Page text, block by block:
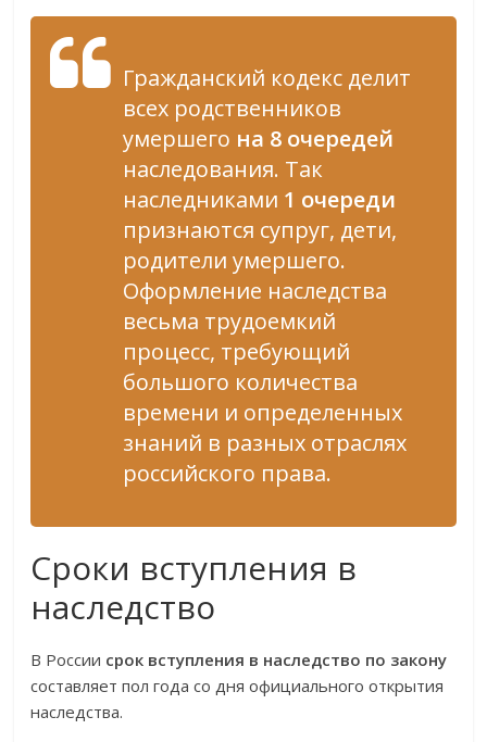
Гражданский кодекс делит
всех родственников
умершего на 8 очередей
наследования. Так
наследниками 1 очереди
признаются супруг, дети,
родители умершего.
Оформление наследства
весьма трудоемкий
процесс, требующий
большого количества
времени и определенных
знаний в разных отраслях
российского права.
Сроки вступления в
наследство
В России срок вступления в наследство по закону
составляет пол года со дня официального открытия
наследства.